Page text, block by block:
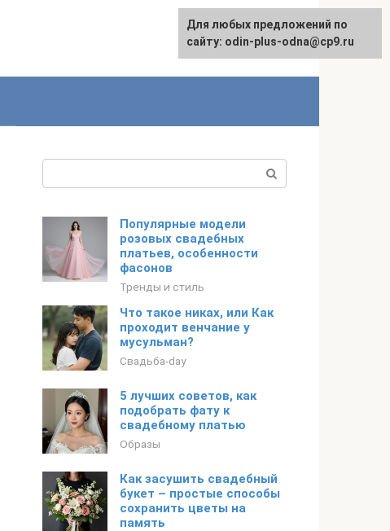
Популярные модели
розовых свадебных
платьев, особенности
фасонов
Тренды и стиль
Что такое никах, или Как
проходит венчание у
мусульман?
Свадьба-day
5 лучших советов, как
подобрать фату к
свадебному платью
Образы
Как засушить свадебный
букет – простые способы
сохранить цветы на
память
Для любых предложений по
сайту: odin-plus-odna@cp9.ru